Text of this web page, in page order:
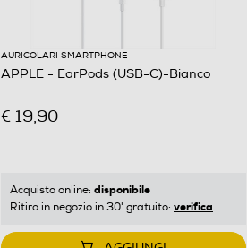
AURICOLARI SMARTPHONE
APPLE - EarPods (USB-C)-Bianco
€ 19,90
Acquisto online: disponibile
Ritiro in negozio in 30' gratuito: verifica